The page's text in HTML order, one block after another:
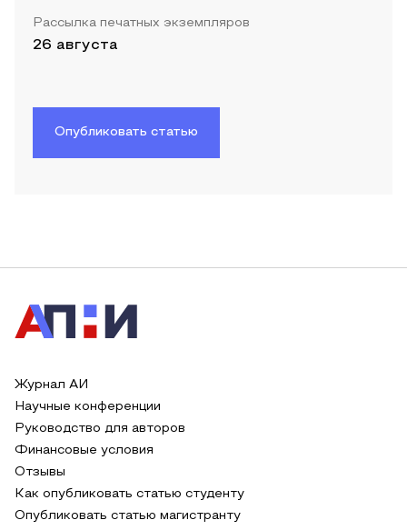
Рассылка печатных экземпляров
26 августа
Опубликовать статью
Журнал АИ
Научные конференции
Руководство для авторов
Финансовые условия
Отзывы
Как опубликовать статью студенту
Опубликовать статью магистранту